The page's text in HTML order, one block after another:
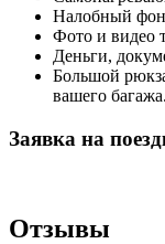
Налобный
Фото и видео
Деньги,
Большой
вашего багажа.
Заявка на
Отзывы